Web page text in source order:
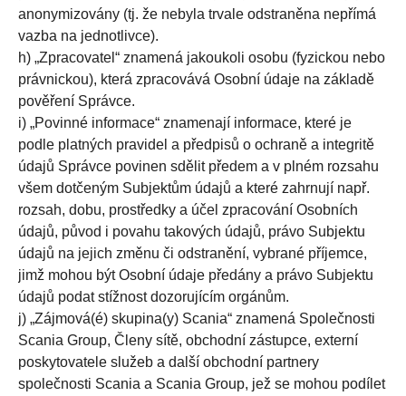
anonymizovány (tj. že nebyla trvale odstraněna nepřímá
vazba na jednotlivce).
h) „Zpracovatel“ znamená jakoukoli osobu (fyzickou nebo
právnickou), která zpracovává Osobní údaje na základě
pověření Správce.
i) „Povinné informace“ znamenají informace, které je
podle platných pravidel a předpisů o ochraně a integritě
údajů Správce povinen sdělit předem a v plném rozsahu
všem dotčeným Subjektům údajů a které zahrnují např.
rozsah, dobu, prostředky a účel zpracování Osobních
údajů, původ i povahu takových údajů, právo Subjektu
údajů na jejich změnu či odstranění, vybrané příjemce,
jimž mohou být Osobní údaje předány a právo Subjektu
údajů podat stížnost dozorujícím orgánům.
j) „Zájmová(é) skupina(y) Scania“ znamená Společnosti
Scania Group, Členy sítě, obchodní zástupce, externí
poskytovatele služeb a další obchodní partnery
společnosti Scania a Scania Group, jež se mohou podílet